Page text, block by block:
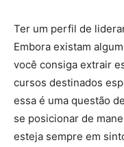
Ter um perfil de
Embora existam
você consiga extrair
cursos destinados
essa é uma questão
se posicionar de
esteja sempre em